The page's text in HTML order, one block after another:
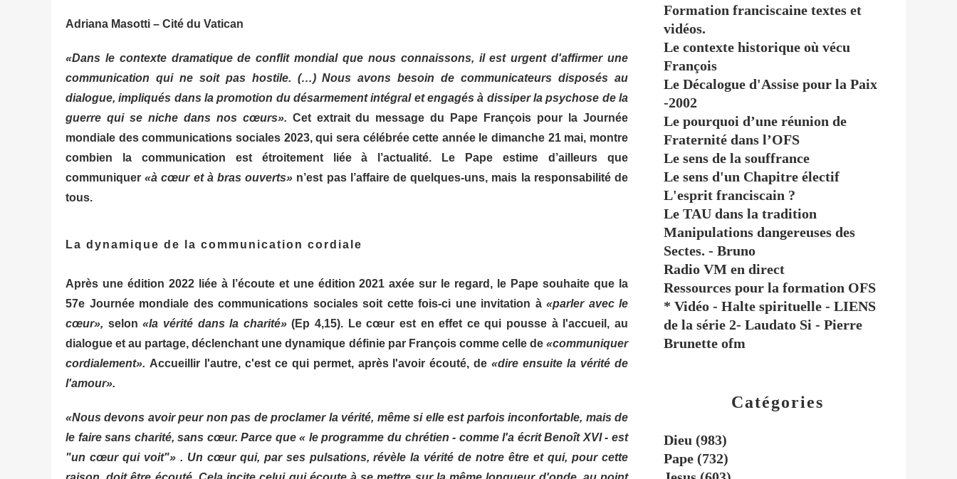
Adriana Masotti – Cité du Vatican
«Dans le contexte dramatique de conflit mondial que nous connaissons, il est urgent d'affirmer une
communication qui ne soit pas hostile. (…) Nous avons besoin de communicateurs disposés au
dialogue, impliqués dans la promotion du désarmement intégral et engagés à dissiper la psychose de la
guerre qui se niche dans nos cœurs». Cet extrait du message du Pape François pour la Journée
mondiale des communications sociales 2023, qui sera célébrée cette année le dimanche 21 mai, montre
combien la communication est étroitement liée à l’actualité. Le Pape estime d’ailleurs que
communiquer«à cœur et à bras ouverts» n’est pas l’affaire de quelques-uns, mais la responsabilité de
tous.
La dynamique de la communication cordiale
Après une édition 2022 liée à l’écoute et une édition 2021 axée sur le regard, le Pape souhaite que la
57e Journée mondiale des communications sociales soit cette fois-ci une invitation à «parler avec le
cœur», selon «la vérité dans la charité»(Ep 4,15). Le cœur est en effet ce qui pousse à l'accueil, au
dialogue et au partage, déclenchant une dynamique définie par François comme celle de «communiquer
cordialement». Accueillir l'autre, c'est ce qui permet, après l'avoir écouté, de«dire ensuite la vérité de
l'amour».
«Nous devons avoir peur non pas de proclamer la vérité, même si elle est parfois inconfortable, mais de
le faire sans charité, sans cœur. Parce que « le programme du chrétien - comme l'a écrit Benoît XVI - est
"un cœur qui voit"» . Un cœur qui, par ses pulsations, révèle la vérité de notre être et qui, pour cette
Catégories
Dieu (983)
Pape (732)
Formation franciscaine textes et
vidéos.
Le contexte historique où vécu
François
Le Décalogue d'Assise pour la Paix
-2002
Le pourquoi d’une réunion de
Fraternité dans l’OFS
Le sens de la souffrance
Le sens d'un Chapitre électif
L'esprit franciscain ?
Le TAU dans la tradition
Manipulations dangereuses des
Sectes. - Bruno
Radio VM en direct
Ressources pour la formation OFS
* Vidéo - Halte spirituelle - LIENS
de la série 2- Laudato Si - Pierre
Brunette ofm